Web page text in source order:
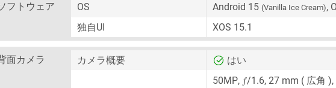
フトウェア OS Android 15 (Vanilla Ice Cream),
独自UI
XOS 15.1
面カメラ カメラ概要 はい
50MP, ƒ/1.6, 27 mm ( 広角 ),